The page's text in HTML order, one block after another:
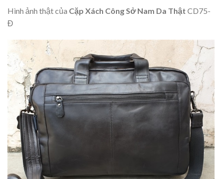
Hình ảnh thật của Cặp Xách Công Sở Nam Da Thật CD75-
Đ